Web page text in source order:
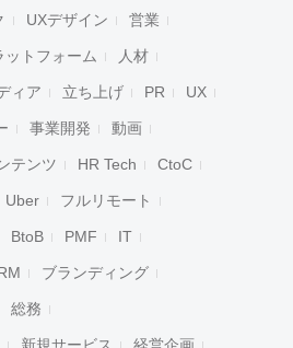
UXデザイン 営業
ットフォーム 人材
ィア 立ち上げ PR UX
事業開発 動画
テンツ HR Tech CtoC
Uber フルリモート
BtoB PMF IT
ブランディング
総務